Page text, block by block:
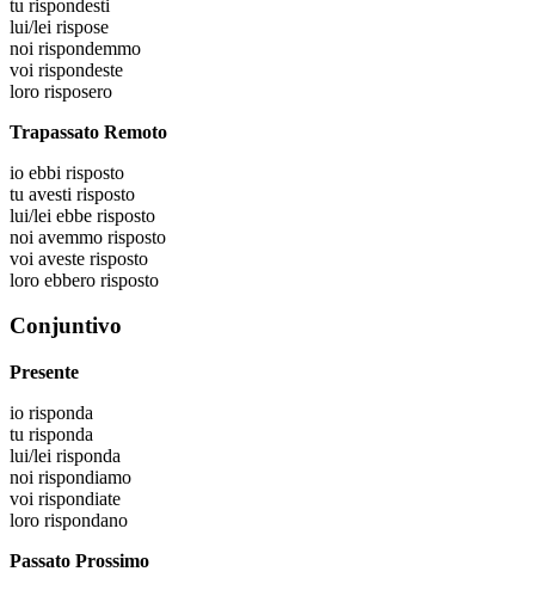
tu rispondesti
lui/lei rispose
noi rispondemmo
voi rispondeste
loro risposero
Trapassato Remoto
io ebbi risposto
tu avesti risposto
lui/lei ebbe risposto
noi avemmo risposto
voi aveste risposto
loro ebbero risposto
Conjuntivo
Presente
io risponda
tu risponda
lui/lei risponda
noi rispondiamo
voi rispondiate
loro rispondano
Passato Prossimo